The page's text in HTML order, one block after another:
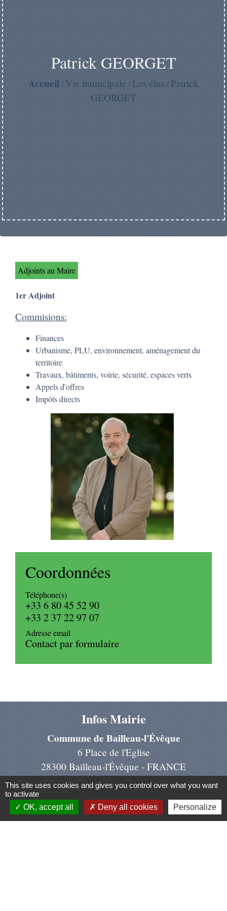
Patrick GEORGET
Accueil/ Vie municipale / Les élus/ Patrick
GEORGET
Adjoints au Maire
1er Adjoint
Commisions:
Finances
Urbanisme, PLU, environnement, aménagement du
territoire
Travaux, bâtiments, voirie, sécurité, espaces verts
Appels d'offres
Impôts directs
Coordonnées
Téléphone(s)
+33 6 80 45 52 90
+33 2 37 22 97 07
Adresse email
Contact par formulaire
Infos Mairie
Commune de Bailleau-l'Évêque
6 Place de l'Eglise
28300 Bailleau-l'Évêque - FRANCE
+33 2 37 22 97 07
Contact par formulaire
This site uses cookies and gives you control over what you want
to activate
OK, accept all
Deny all cookies Personalize